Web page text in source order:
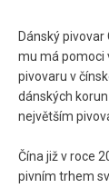
Dánský
mu má pomoci
pivovaru v
dánských
největším
Čína již v roce
pivním trhem